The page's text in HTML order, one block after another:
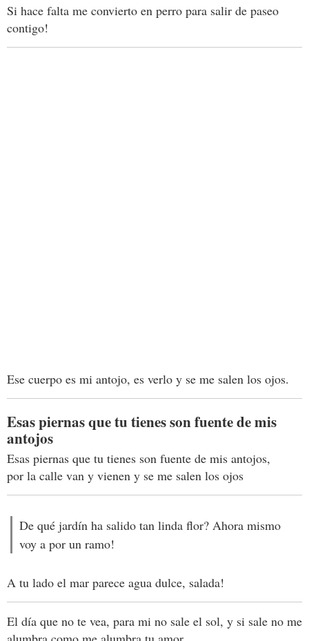
Si hace falta me convierto en perro para salir de paseo
contigo!
Ese cuerpo es mi antojo, es verlo y se me salen los ojos.
Esas piernas que tu tienes son fuente de mis
antojos
Esas piernas que tu tienes son fuente de mis antojos,
por la calle van y vienen y se me salen los ojos
De qué jardín ha salido tan linda flor? Ahora mismo
voy a por un ramo!
A tu lado el mar parece agua dulce, salada!
El día que no te vea, para mi no sale el sol, y si sale no me